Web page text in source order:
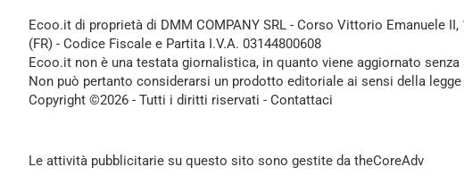
Ecoo.it di proprietà di DMM COMPANY SRL - Corso Vittorio Emanuele II,
(FR) - Codice Fiscale e Partita I.V.A. 03144800608
Ecoo.it non è una testata giornalistica, in quanto viene aggiornato
Non può pertanto considerarsi un prodotto editoriale ai sensi della legge
Copyright ©2026 - Tutti i diritti riservati - Contattaci
Le attività pubblicitarie su questo sito sono gestite da theCoreAdv